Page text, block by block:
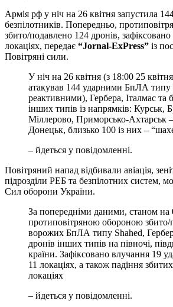
Армія рф у ніч на 26 квітня запустила 144 ударних
безпілотників. Попередньо,
збито/подавлено 124 дронів,
локаціях, передає “Jornal-ExPress” із
Повітряні сили.
У ніч на 26 квітня (з 18:00 25 квітня) противник
атакував 144 ударними БпЛА типу
реактивними), Гербера, Італмас та
інших типів із напрямків: Курськ,
Міллерово, Приморсько-Ахтарськ
Донецьк, близько 100 із них –
– йдеться у повідомленні.
Повітряний напад відбивали авіація,
підрозділи РЕБ та безпілотних систем,
Сил оборони України.
За попередніми даними, станом на 08:00,
протиповітряною обороною збито/
ворожих БпЛА типу Shahed,
дронів інших типів на півночі,
країни. Зафіксовано влучання 19
11 локаціях, а також падіння
локаціях
– йдеться у повідомленні.